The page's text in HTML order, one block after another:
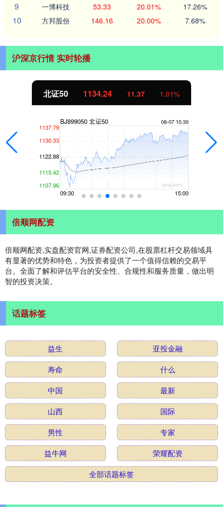
9 一博科技 53.33 20.01% 17.26%
10 方邦股份 146.16 20.00% 7.68%
沪深京行情 实时轮播
北证50 1134.24 11.37 1.01%
倍顺网配资
倍顺网配资,实盘配资官网,证券配资公司,在股票杠杆交易领域具
有显著的优势和特色，为投资者提供了一个值得信赖的交易平
台。全面了解和评估平台的安全性、合规性和服务质量，做出明
智的投资决策。
话题标签
益生
亚投金融
寿命
什么
中国
最新
山西
国际
男性
专家
益牛网
荣耀配资
全部话题标签